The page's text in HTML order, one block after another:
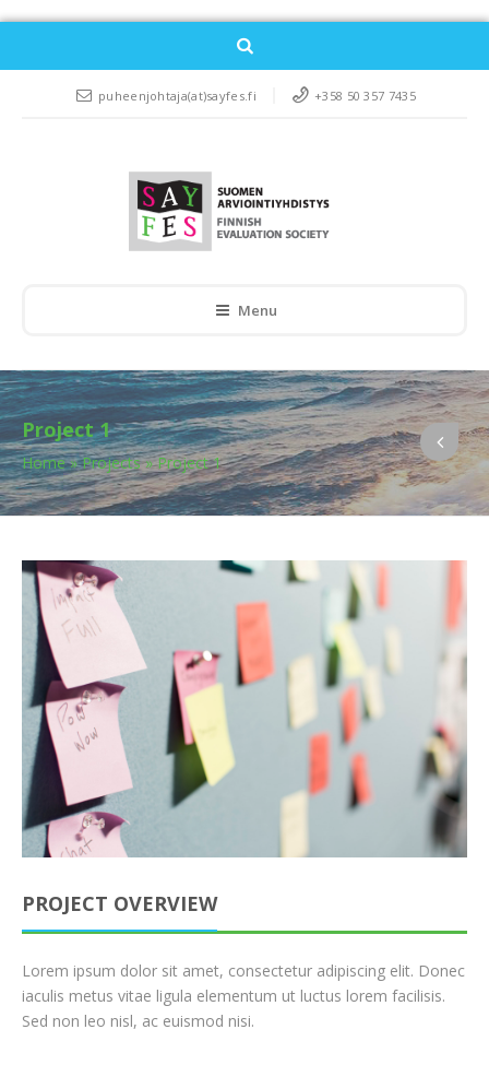
puheenjohtaja(at)sayfes.fi +358 50 357 7435
Menu
Project 1
Home »Projects»Project 1
PROJECT OVERVIEW
Lorem ipsum dolor sit amet, consectetur adipiscing elit. Donec
iaculis metus vitae ligula elementum ut luctus lorem facilisis.
Sed non leo nisl, ac euismod nisi.